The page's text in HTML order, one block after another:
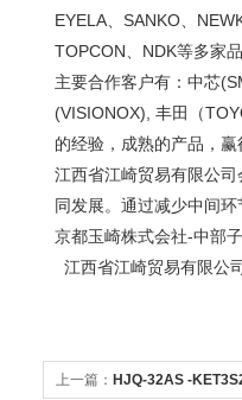
EYELA、SANKO、
TOPCON、NDK等多家
主要合作客户有：中芯
(VISIONOX), 丰田（
的经验，成熟的产品，
江西省江崎贸易有限公
同发展。通过减少中间
京都玉崎株式会社-中部
江西省江崎贸易有限公
上一篇： HJQ-32AS -